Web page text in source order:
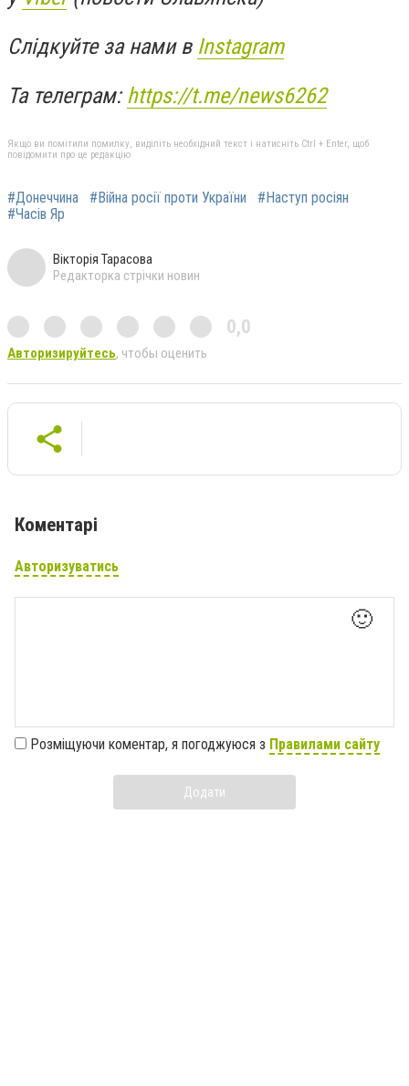
Слідкуйте за нами в Instagram
Та телеграм: https://t.me/news6262
Якщо ви помітили помилку, виділіть необхідний текст і натисніть Ctrl + Enter, щоб
повідомити про це редакцію
#Донеччина #Війна росії проти України
#Наступ росіян
#Часів Яр
Вікторія Тарасова
Редакторка стрічки новин
0,0
Авторизируйтесь, чтобы оценить
Коментарі
Авторизуватись
🙂
Розміщуючи коментар, я погоджуюся з Правилами сайту
Додати